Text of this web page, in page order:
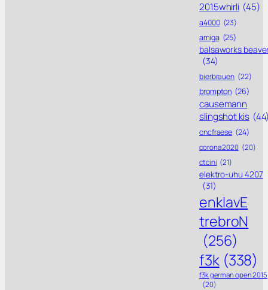
2015whirli (45)
a4000 (23)
amiga (25)
balsaworks
(34)
bierbrauen (22)
brompton (26)
causemann
slingshot kis
cncfraese (24)
corona 2020 (20)
ctcini (21)
elektro-uhu 4207
(31)
enklavE
trebroN
(256)
f3k (338)
f3k german open 2015
(20)